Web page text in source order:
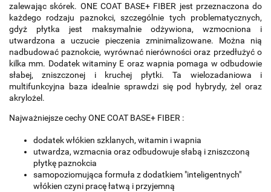
zalewając skórek. ONE COAT BASE+ FIBER jest przeznaczona do
każdego rodzaju paznokci, szczególnie tych problematycznych,
gdyż płytka jest maksymalnie odżywiona, wzmocniona i
utwardzona a uczucie pieczenia zminimalizowane. Można nią
nadbudować paznokcie, wyrównać nierówności oraz przedłużyć o
kilka mm. Dodatek witaminy E oraz wapnia pomaga w odbudowie
słabej, zniszczonej i kruchej płytki. Ta wielozadaniowa i
multifunkcyjna baza idealnie sprawdzi się pod hybrydy, żel oraz
akrylożel.
Najważniejsze cechy ONE COAT BASE+ FIBER :
dodatek włókien szklanych, witamin i wapnia
utwardza, wzmacnia oraz odbudowuje słabą i zniszczoną
płytkę paznokcia
samopoziomująca formuła z dodatkiem "inteligentnych"
włókien czyni pracę łatwą i przyjemną